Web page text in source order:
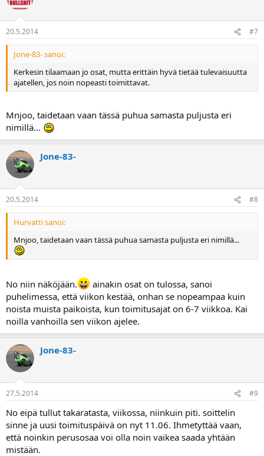
20.5.2014 #7
Jone-83- sanoi:
Kerkesin tilaamaan jo osat, mutta erittäin hyvä tietää tulevaisuutta
ajatellen, jos noin nopeasti toimittavat.
Mnjoo, taidetaan vaan tässä puhua samasta puljusta eri
nimillä...
Jone-83-
20.5.2014 #8
Hurvatti sanoi:
Mnjoo, taidetaan vaan tässä puhua samasta puljusta eri nimillä...
No niin näköjään.
ainakin osat on tulossa, sanoi
puhelimessa, että viikon kestää, onhan se nopeampaa kuin
noista muista paikoista, kun toimitusajat on 6-7 viikkoa. Kai
noilla vanhoilla sen viikon ajelee.
Jone-83-
27.5.2014 #9
No eipä tullut takaratasta, viikossa, niinkuin piti. soittelin
sinne ja uusi toimituspäivä on nyt 11.06. Ihmetyttää vaan,
että noinkin perusosaa voi olla noin vaikea saada yhtään
mistään.